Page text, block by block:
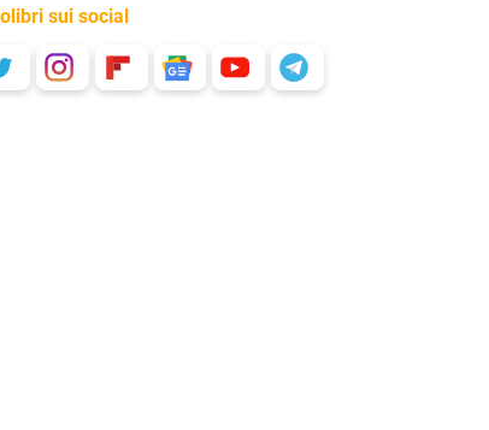
sui social